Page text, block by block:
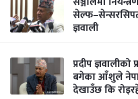
ज्ञवाली
प्रदीप ज्ञवालीको
बगेका आँशुले
देखाउँछ कि